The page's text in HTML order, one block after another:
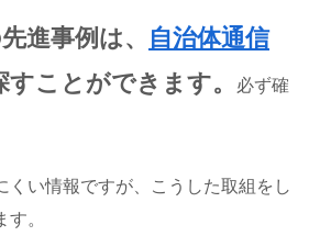
進事例は、
自治体通信
すことができます。
必ず確
い情報ですが、こうした取組をし
。